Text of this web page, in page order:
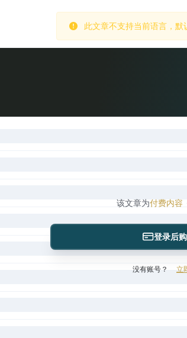
首页 市场
该文章为付费内容
登录后
没有账号？ 立